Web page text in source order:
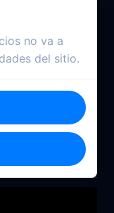
2020
no va a
del sitio.